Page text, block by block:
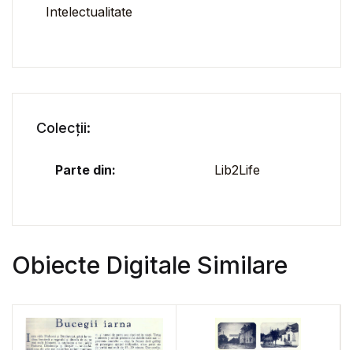
Intelectualitate
Colecții:
Parte din: Lib2Life
Obiecte Digitale Similare